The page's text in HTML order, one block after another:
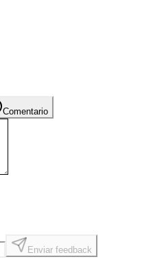
Comentario
Enviar feedback